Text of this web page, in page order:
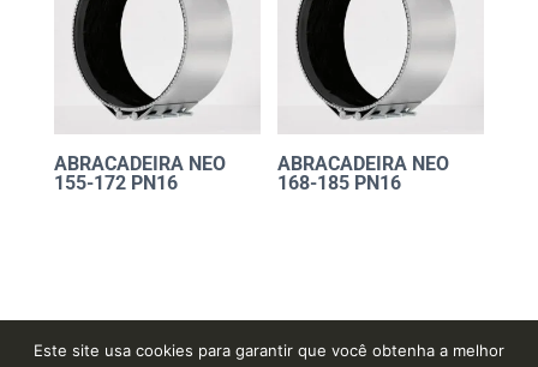
ABRACADEIRA NEO
155-172 PN16
ABRACADEIRA NEO
168-185 PN16
Este site usa cookies para garantir que você obtenha a melhor